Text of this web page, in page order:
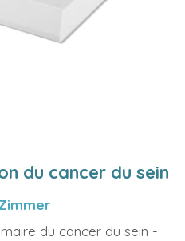
du cancer du sein
du cancer du sein -